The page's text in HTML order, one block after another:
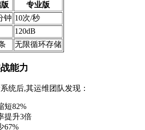
专业版
钟 10次/秒
120dB
无限循环存储
能力
统后,其运维团队发现：
短82%
提升3倍
67%